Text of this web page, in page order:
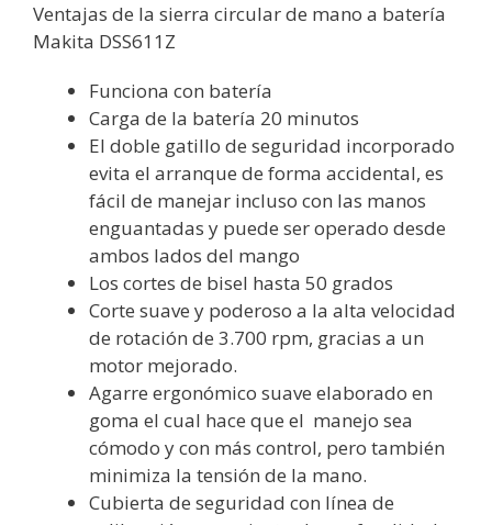
Ventajas de la sierra circular de mano a batería
Makita DSS611Z
Funciona con batería
Carga de la batería 20 minutos
El doble gatillo de seguridad incorporado
evita el arranque de forma accidental, es
fácil de manejar incluso con las manos
enguantadas y puede ser operado desde
ambos lados del mango
Los cortes de bisel hasta 50 grados
Corte suave y poderoso a la alta velocidad
de rotación de 3.700 rpm, gracias a un
motor mejorado.
Agarre ergonómico suave elaborado en
goma el cual hace que el manejo sea
cómodo y con más control, pero también
minimiza la tensión de la mano.
Cubierta de seguridad con línea de